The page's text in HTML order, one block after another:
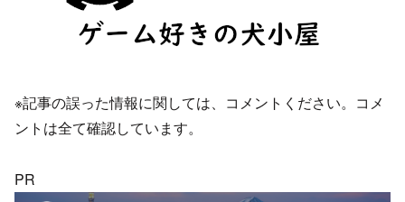
※記事の誤った情報に関しては、コメントください。コメ
ントは全て確認しています。
PR